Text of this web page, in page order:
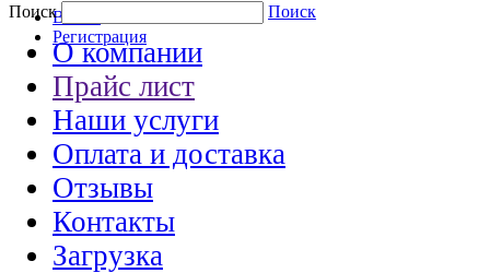
Войти
Регистрация
Поиск Поиск
О компании
Прайс лист
Наши услуги
Оплата и доставка
Отзывы
Контакты
Загрузка